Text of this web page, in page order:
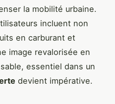
la mobilité urbaine.
incluent non
en carburant et
image revalorisée en
essentiel dans un
devient impérative.